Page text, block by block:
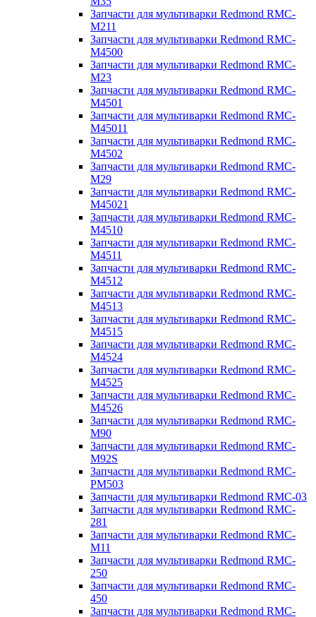
Запчасти для мультиварки Redmond RMC-
M211
Запчасти для мультиварки Redmond RMC-
M4500
Запчасти для мультиварки Redmond RMC-
M23
Запчасти для мультиварки Redmond RMC-
M4501
Запчасти для мультиварки Redmond RMC-
M45011
Запчасти для мультиварки Redmond RMC-
M4502
Запчасти для мультиварки Redmond RMC-
M29
Запчасти для мультиварки Redmond RMC-
M45021
Запчасти для мультиварки Redmond RMC-
M4510
Запчасти для мультиварки Redmond RMC-
M4511
Запчасти для мультиварки Redmond RMC-
M4512
Запчасти для мультиварки Redmond RMC-
M4513
Запчасти для мультиварки Redmond RMC-
M4515
Запчасти для мультиварки Redmond RMC-
M4524
Запчасти для мультиварки Redmond RMC-
M4525
Запчасти для мультиварки Redmond RMC-
M4526
Запчасти для мультиварки Redmond RMC-
M90
Запчасти для мультиварки Redmond RMC-
M92S
Запчасти для мультиварки Redmond RMC-
PM503
Запчасти для мультиварки Redmond RMC-03
Запчасти для мультиварки Redmond RMC-
281
Запчасти для мультиварки Redmond RMC-
M11
Запчасти для мультиварки Redmond RMC-
250
Запчасти для мультиварки Redmond RMC-
450
Запчасти для мультиварки Redmond RMC-